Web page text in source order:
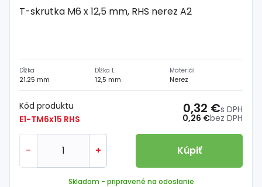
T-skrutka M6 x 12,5 mm, RHS nerez A2
Dĺžka
21.25 mm
Dĺžka L
12,5 mm
Materiál
Nerez
Kód produktu
E1-TM6x15 RHS
0,26 €bez DPH
0,32 €s DPH
- + Kúpiť
Skladom - pripravené na odoslanie